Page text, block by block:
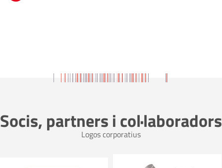
Socis, partners i col·laboradors
Logos corporatius